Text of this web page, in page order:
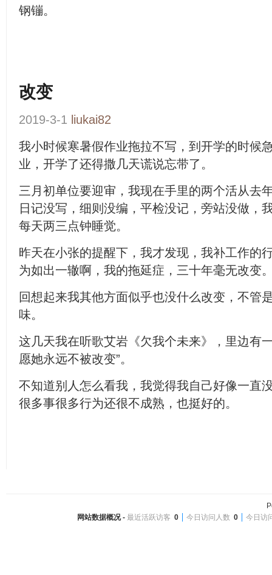
钢镚。
改变
2019-3-1 liukai82
我小时候寒暑假作业拖拉不写，到开学的时候
业，开学了还得撒几天谎说忘带了。
三月初单位要迎审，我现在手里的两个活从去
日记没写，细则没编，平检没记，旁站没做，
每天两三点钟睡觉。
昨天在小张的提醒下，我才发现，我补工作的
为如出一辙啊，我的拖延症，三十年毫无改变
回想起来我其他方面似乎也没什么改变，不管
味。
这几天我在听歌艾岩《欠我个未来》，里边有
愿她永远不被改变”。
不知道别人怎么看我，我觉得我自己好像一直
很多事很多行为还很不成熟，也挺好的。
网站数据概况 - 最近活跃访客 0 今日访问人数 0 今日访